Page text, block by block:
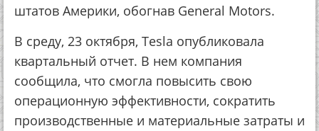
штатов Америки, обогнав General Motors.
В среду, 23 октября, Tesla опубликовала
квартальный отчет. В нем компания
сообщила, что смогла повысить свою
операционную эффективности, сократить
производственные и материальные затраты и